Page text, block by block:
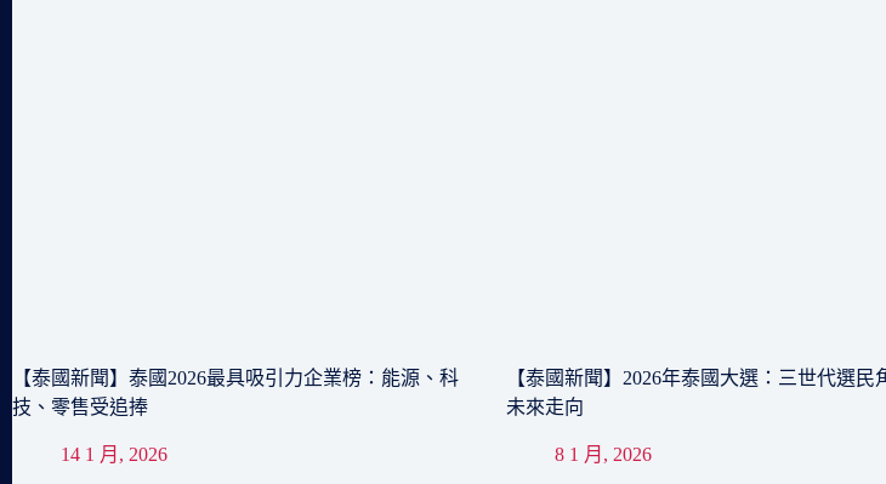
【泰國新聞】泰國2026最具吸引力企業榜：能源、科
技、零售受追捧
14 1 月, 2026
【泰國新聞】2026年泰國大選：三世代選民
未來走向
8 1 月, 2026